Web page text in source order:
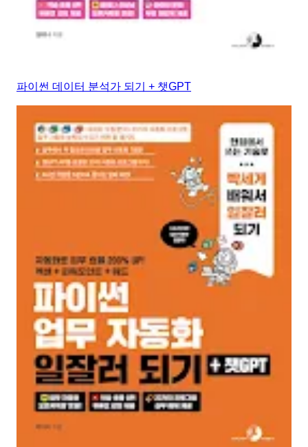
파이썬 데이터 분석가 되기 + 챗GPT